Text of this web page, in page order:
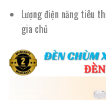
Lượng điện năng tiêu
gia chủ